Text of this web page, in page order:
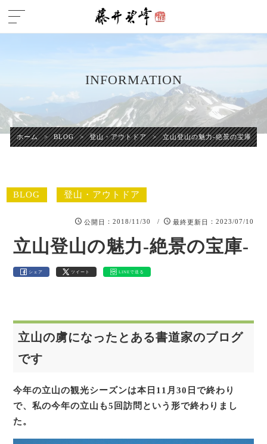
INFORMATION
ホーム > BLOG > 登山・アウトドア > 立山登山の魅力-絶景の宝庫-
BLOG 登山・アウトドア
公開日 ：2018/11/30 / 最終更新日 ：2023/07/10
立山登山の魅力-絶景の宝庫-
シェア ツイート LINEで送る
立山の虜になったとある書道家のブログ
です
今年の立山の観光シーズンは本日11月30日で終わり
で、私の今年の立山も5回訪問という形で終わりまし
た。